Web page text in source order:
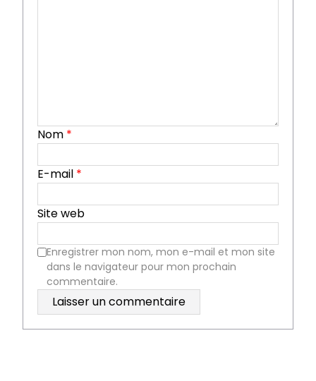
Nom *
E-mail *
Site web
Enregistrer mon nom, mon e-mail et mon site
dans le navigateur pour mon prochain
commentaire.